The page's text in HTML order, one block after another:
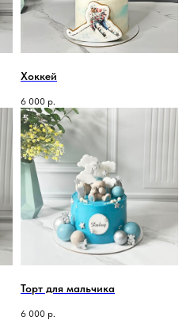
Хоккей
6 000 р.
Торт для мальчика
6 000 р.